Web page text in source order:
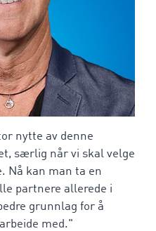
nytte av denne
særlig når vi skal velge
Nå kan man ta en
partnere allerede i
grunnlag for å
med."